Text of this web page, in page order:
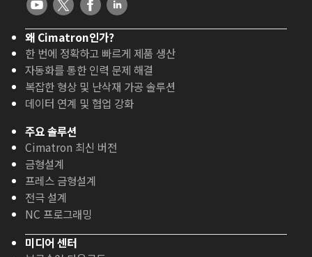
왜 Cimatron인가?
한 번에 정확하고 빠르게 제품 생산
자동화를 통한 인력 문제 해결
복잡한 형상 및 난삭재 가공 솔루션
데이터 연계 및 협업 강화
주요 솔루션
Cimatron 최신 버전
금형설계
프레스 금형설계
전극 설계
NC 프로그래밍
미디어 센터